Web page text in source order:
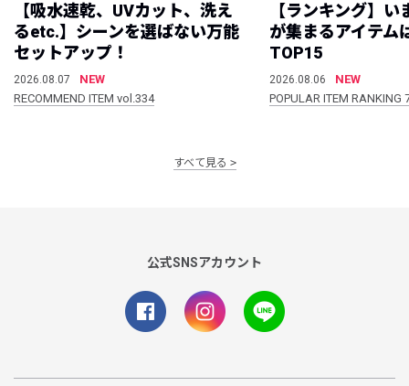
【吸水速乾、UVカット、洗え
るetc.】シーンを選ばない万能
セットアップ！
2026.08.07
NEW
RECOMMEND ITEM vol.334
【ランキング】
が集まるアイテム
TOP15
2026.08.06
NEW
POPULAR ITEM
すべて見る
公式SNSアカウント